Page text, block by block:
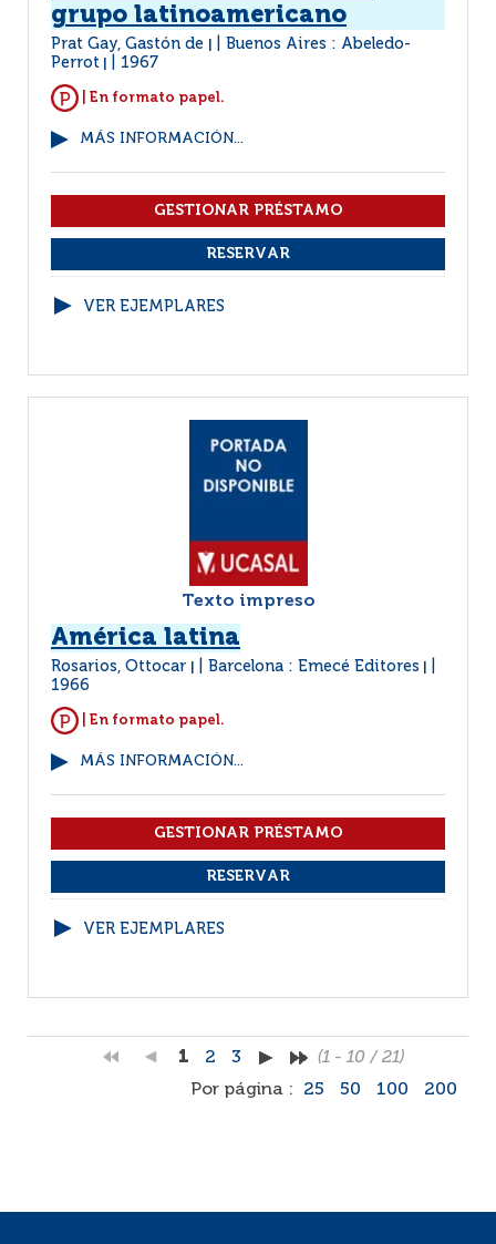
grupo latinoamericano
Prat Gay, Gastón de
Buenos Aires : Abeledo-
Perrot
1967
| En formato papel.
MÁS INFORMACIÓN...
VER EJEMPLARES
Texto impreso
América latina
Rosarios, Ottocar Barcelona : Emecé Editores
1966
| En formato papel.
MÁS INFORMACIÓN...
VER EJEMPLARES
1 2 3
(1 - 10 / 21)
Por página :
25 50 100 200